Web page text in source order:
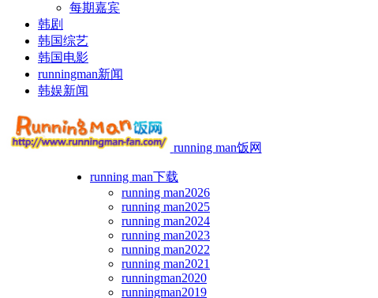
每期嘉宾
韩剧
韩国综艺
韩国电影
runningman新闻
韩娱新闻
running man饭网
running man下载
running man2026
running man2025
running man2024
running man2023
running man2022
running man2021
runningman2020
runningman2019